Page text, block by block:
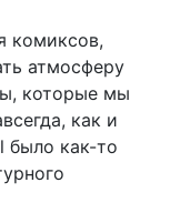
комиксов,
атмосферу
которые мы
как и
было как-то